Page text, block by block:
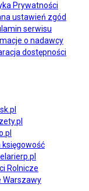
Prywatności
ustawień zgód
serwisu
o nadawcy
dostępności
księgowość
Rolnicze
Warszawy